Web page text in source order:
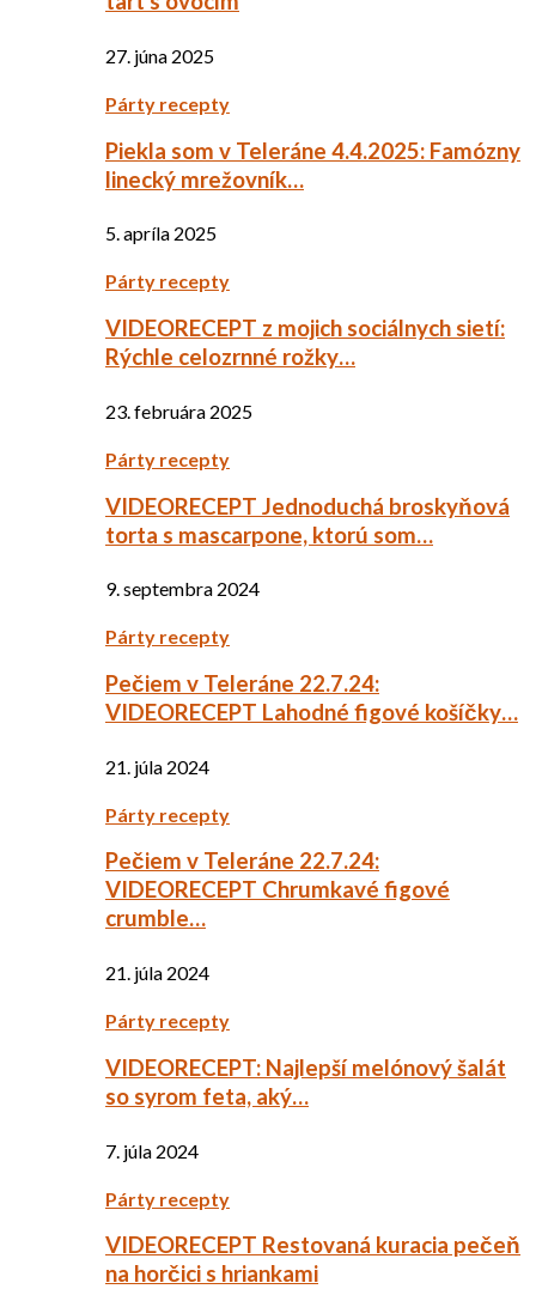
27. júna 2025
Párty recepty
Piekla som v Teleráne 4.4.2025: Famózny
linecký mrežovník…
5. apríla 2025
Párty recepty
VIDEORECEPT z mojich sociálnych sietí:
Rýchle celozrnné rožky…
23. februára 2025
Párty recepty
VIDEORECEPT Jednoduchá broskyňová
torta s mascarpone, ktorú som…
9. septembra 2024
Párty recepty
Pečiem v Teleráne 22.7.24:
VIDEORECEPT Lahodné figové košíčky…
21. júla 2024
Párty recepty
Pečiem v Teleráne 22.7.24:
VIDEORECEPT Chrumkavé figové
crumble…
21. júla 2024
Párty recepty
VIDEORECEPT: Najlepší melónový šalát
so syrom feta, aký…
7. júla 2024
Párty recepty
VIDEORECEPT Restovaná kuracia pečeň
na horčici s hriankami